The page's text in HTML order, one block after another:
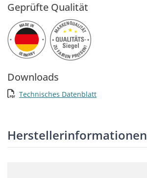
Geprüfte Qualität
Downloads
Technisches Datenblatt
Herstellerinformationen